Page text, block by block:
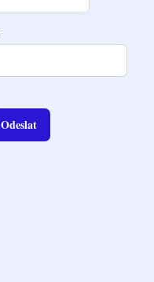
Odeslat